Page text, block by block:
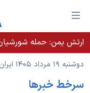
لینکهای
قابل
دسترسی
جهش
محتوای
خانه
نسخه سبک وب‌سایت
دوشنبه ۱۹ مرداد ۱۴۰۵ ایران ۰۷:۰۰
سرخط خبرها